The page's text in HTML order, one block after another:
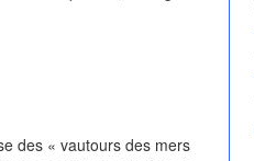
des « vautours des mers